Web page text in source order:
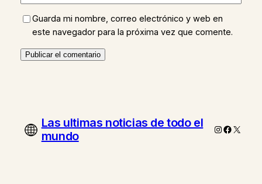
Guarda mi nombre, correo electrónico y web en
este navegador para la próxima vez que comente.
Las ultimas noticias de todo el
mundo
Instagram
X